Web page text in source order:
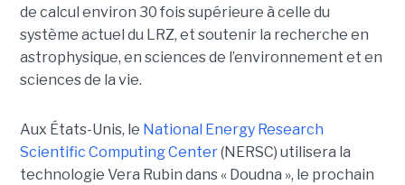
de calcul environ 30 fois supérieure à celle du
système actuel du LRZ, et soutenir la recherche en
astrophysique, en sciences de l’environnement et en
sciences de la vie.
Aux États-Unis, le National Energy Research
Scientific Computing Center(NERSC) utilisera la
technologie Vera Rubin dans « Doudna », le prochain